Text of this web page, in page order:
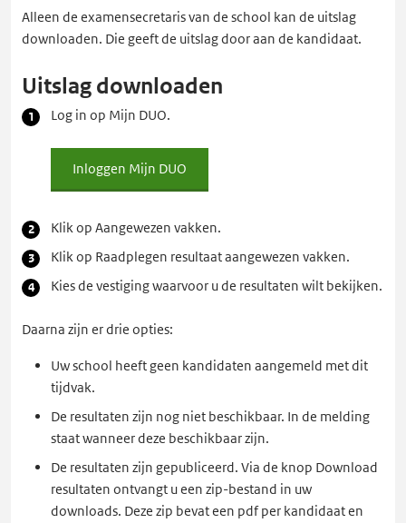
Alleen de examensecretaris van de school kan de uitslag
downloaden. Die geeft de uitslag door aan de kandidaat.
Uitslag downloaden
Log in op Mijn DUO.
Inloggen Mijn DUO
Inloggen
Mijn
Klik op Aangewezen vakken.
Klik op Raadplegen resultaat aangewezen vakken.
Kies de vestiging waarvoor u de resultaten wilt bekijken.
Daarna zijn er drie opties:
Uw school heeft geen kandidaten aangemeld met dit
tijdvak.
De resultaten zijn nog niet beschikbaar. In de melding
staat wanneer deze beschikbaar zijn.
De resultaten zijn gepubliceerd. Via de knop Download
resultaten ontvangt u een zip-bestand in uw
downloads. Deze zip bevat een pdf per kandidaat en